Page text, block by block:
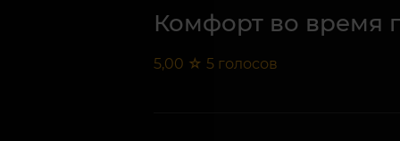
Комфорт во время
5,00 ☆ 5 голосов